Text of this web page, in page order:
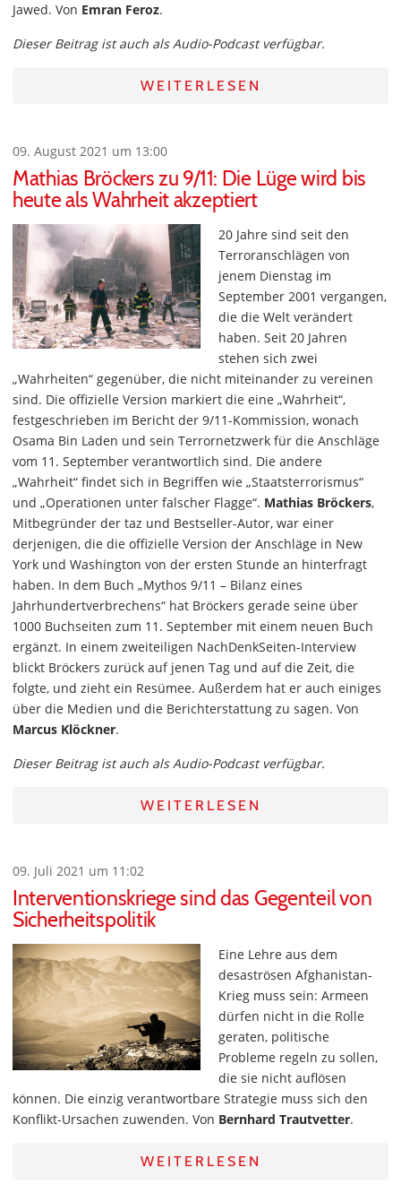
Jawed. Von Emran Feroz.
Dieser Beitrag ist auch als Audio-Podcast verfügbar.
WEITERLESEN
09. August 2021 um 13:00
Mathias Bröckers zu 9/11: Die Lüge wird bis
heute als Wahrheit akzeptiert
20 Jahre sind seit den
Terroranschlägen von
jenem Dienstag im
September 2001 vergangen,
die die Welt verändert
haben. Seit 20 Jahren
stehen sich zwei
„Wahrheiten“ gegenüber, die nicht miteinander zu vereinen
sind. Die offizielle Version markiert die eine „Wahrheit“,
festgeschrieben im Bericht der 9/11-Kommission, wonach
Osama Bin Laden und sein Terrornetzwerk für die Anschläge
vom 11. September verantwortlich sind. Die andere
„Wahrheit“ findet sich in Begriffen wie „Staatsterrorismus“
und „Operationen unter falscher Flagge“. Mathias Bröckers,
Mitbegründer der taz und Bestseller-Autor, war einer
derjenigen, die die offizielle Version der Anschläge in New
York und Washington von der ersten Stunde an hinterfragt
haben. In dem Buch „Mythos 9/11 – Bilanz eines
Jahrhundertverbrechens“ hat Bröckers gerade seine über
1000 Buchseiten zum 11. September mit einem neuen Buch
ergänzt. In einem zweiteiligen NachDenkSeiten-Interview
blickt Bröckers zurück auf jenen Tag und auf die Zeit, die
folgte, und zieht ein Resümee. Außerdem hat er auch einiges
über die Medien und die Berichterstattung zu sagen. Von
Marcus Klöckner.
Dieser Beitrag ist auch als Audio-Podcast verfügbar.
WEITERLESEN
09. Juli 2021 um 11:02
Interventionskriege sind das Gegenteil von
Sicherheitspolitik
Eine Lehre aus dem
desaströsen Afghanistan-
Krieg muss sein: Armeen
dürfen nicht in die Rolle
geraten, politische
Probleme regeln zu sollen,
die sie nicht auflösen
können. Die einzig verantwortbare Strategie muss sich den
Konflikt-Ursachen zuwenden. Von Bernhard Trautvetter.
WEITERLESEN